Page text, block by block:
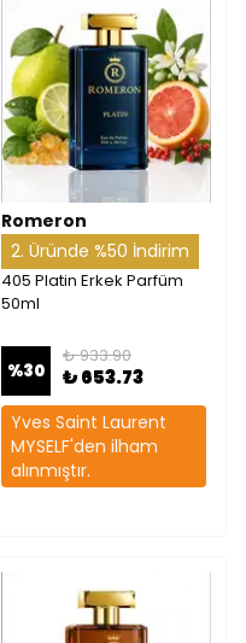
Romeron
2. Üründe %50 İndirim
405 Platin Erkek Parfüm
50ml
%30
₺ 933.90
₺ 653.73
Yves Saint Laurent
MYSELF'den ilham
alınmıştır.